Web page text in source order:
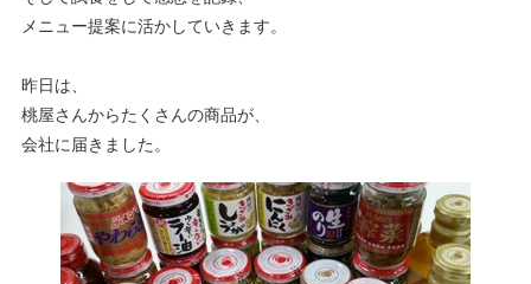
メニュー提案に活かしていきます。
昨日は、
桃屋さんからたくさんの商品が、
会社に届きました。